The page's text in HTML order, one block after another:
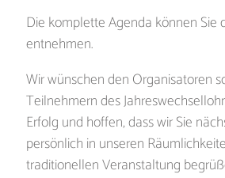
Die komplette Agenda können Sie
entnehmen.
Wir wünschen den Organisatoren
Teilnehmern des
Erfolg und hoffen, dass wir Sie
persönlich in unseren
traditionellen Veranstaltung